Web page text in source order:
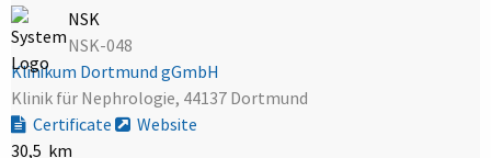
NSK
NSK-048
Klinikum Dortmund gGmbH
Klinik für Nephrologie, 44137 Dortmund
Certificate
Website
30,5 km